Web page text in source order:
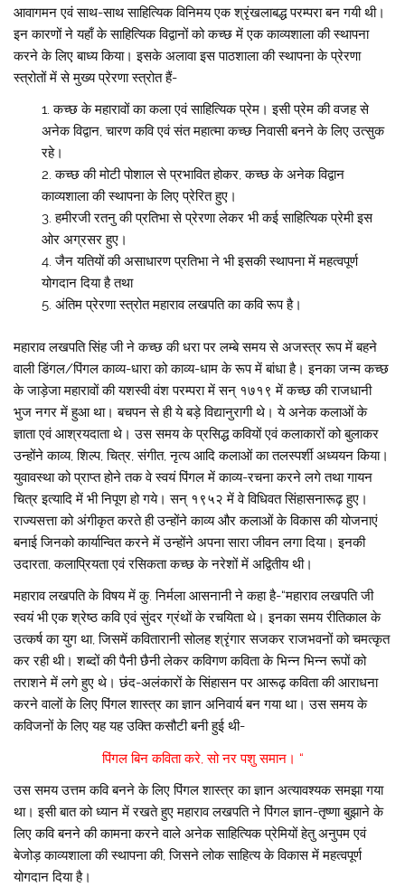
आवागमन एवं साथ-साथ साहित्यिक विनिमय एक श्रृंखलाबद्ध परम्परा बन गयी थी।
इन कारणों ने यहाँ के साहित्यिक विद्वानों को कच्छ में एक काव्यशाला की स्थापना
करने के लिए बाध्य किया। इसके अलावा इस पाठशाला की स्थापना के प्रेरणा
स्त्रोतों में से मुख्य प्रेरणा स्त्रोत हैं-
कच्छ के महारावों का कला एवं साहित्यिक प्रेम। इसी प्रेम की वजह से
अनेक विद्वान, चारण कवि एवं संत महात्मा कच्छ निवासी बनने के लिए उत्सुक
रहे।
कच्छ की मोटी पोशाल से प्रभावित होकर, कच्छ के अनेक विद्वान
काव्यशाला की स्थापना के लिए प्रेरित हुए।
हमीरजी रतनु की प्रतिभा से प्रेरणा लेकर भी कई साहित्यिक प्रेमी इस
ओर अग्रसर हुए।
जैन यतियों की असाधारण प्रतिभा ने भी इसकी स्थापना में महत्वपूर्ण
योगदान दिया है तथा
अंतिम प्रेरणा स्त्रोत महाराव लखपति का कवि रूप है।
महाराव लखपति सिंह जी ने कच्छ की धरा पर लम्बे समय से अजस्त्र रूप में बहने
वाली डिंगल/पिंगल काव्य-धारा को काव्य-धाम के रूप में बांधा है। इनका जन्म कच्छ
के जाड़ेजा महारावों की यशस्वी वंश परम्परा में सन् १७१९ में कच्छ की राजधानी
भुज नगर में हुआ था। बचपन से ही ये बड़े विद्यानुरागी थे। ये अनेक कलाओं के
ज्ञाता एवं आश्रयदाता थे। उस समय के प्रसिद्ध कवियों एवं कलाकारों को बुलाकर
उन्होंने काव्य, शिल्प, चित्र, संगीत, नृत्य आदि कलाओं का तलस्पर्शी अध्ययन किया।
युवावस्था को प्राप्त होने तक वे स्वयं पिंगल में काव्य-रचना करने लगे तथा गायन
चित्र इत्यादि में भी निपूण हो गये। सन् १९५२ में वे विधिवत सिंहासनारूढ़ हुए।
राज्यसत्ता को अंगीकृत करते ही उन्होंने काव्य और कलाओं के विकास की योजनाएं
बनाई जिनको कार्यान्वित करने में उन्होंने अपना सारा जीवन लगा दिया। इनकी
उदारता, कलाप्रियता एवं रसिकता कच्छ के नरेशों में अद्वितीय थी।
महाराव लखपति के विषय में कु. निर्मला आसनानी ने कहा है-“महाराव लखपति जी
स्वयं भी एक श्रेष्ठ कवि एवं सुंदर ग्रंथों के रचयिता थे। इनका समय रीतिकाल के
उत्कर्ष का युग था, जिसमें कवितारानी सोलह श्रृंगार सजकर राजभवनों को चमत्कृत
कर रही थी। शब्दों की पैनी छैनी लेकर कविगण कविता के भिन्न भिन्न रूपों को
तराशने में लगे हुए थे। छंद-अलंकारों के सिंहासन पर आरूढ़ कविता की आराधना
करने वालों के लिए पिंगल शास्त्र का ज्ञान अनिवार्य बन गया था। उस समय के
कविजनों के लिए यह यह उक्ति कसौटी बनी हुई थी-
पिंगल बिन कविता करे, सो नर पशु समान। “
उस समय उत्तम कवि बनने के लिए पिंगल शास्त्र का ज्ञान अत्यावश्यक समझा गया
था। इसी बात को ध्यान में रखते हुए महाराव लखपति ने पिंगल ज्ञान-तृष्णा बुझाने के
लिए कवि बनने की कामना करने वाले अनेक साहित्यिक प्रेमियों हेतु अनुपम एवं
बेजोड़ काव्यशाला की स्थापना की, जिसने लोक साहित्य के विकास में महत्वपूर्ण
योगदान दिया है।